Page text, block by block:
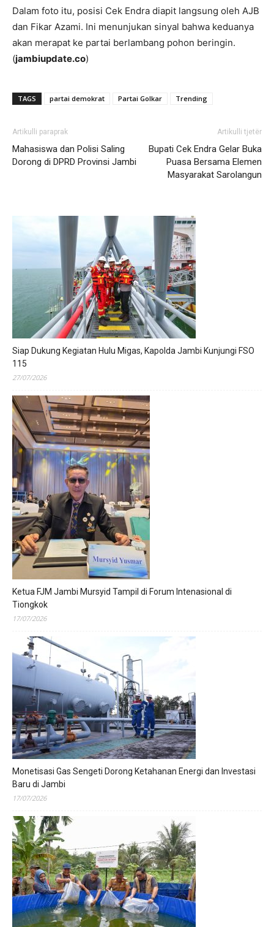
Dalam foto itu, posisi Cek Endra diapit langsung oleh AJB
dan Fikar Azami. Ini menunjukan sinyal bahwa keduanya
akan merapat ke partai berlambang pohon beringin.
(jambiupdate.co)
TAGS partai demokrat Partai Golkar Trending
Artikulli paraprak
Mahasiswa dan Polisi Saling
Dorong di DPRD Provinsi Jambi
Artikulli tjetër
Bupati Cek Endra Gelar Buka
Puasa Bersama Elemen
Masyarakat Sarolangun
Siap Dukung Kegiatan Hulu Migas, Kapolda Jambi Kunjungi FSO
115
27/07/2026
Ketua FJM Jambi Mursyid Tampil di Forum Intenasional di
Tiongkok
17/07/2026
Monetisasi Gas Sengeti Dorong Ketahanan Energi dan Investasi
Baru di Jambi
17/07/2026